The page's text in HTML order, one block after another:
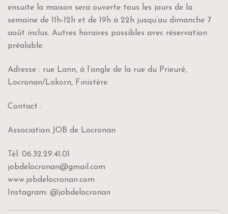
ensuite la maison sera ouverte tous les jours de la
semaine de 11h-12h et de 19h à 22h jusqu’au dimanche 7
août inclus. Autres horaires possibles avec réservation
préalable.
Adresse : rue Lann, à l’angle de la rue du Prieuré,
Locronan/Lokorn, Finistère.
Contact :
Association JOB de Locronan
Tél: 06.32.29.41.01
jobdelocronan@gmail.com
www.jobdelocronan.com
Instagram: @jobdelocronan